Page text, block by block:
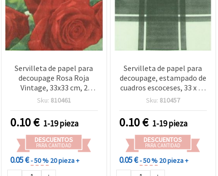
Servilleta de papel para
decoupage Rosa Roja
Vintage, 33x33 cm, 2
capas, 1 ud - Servilleta
decoupage DIY,
scrapbooking y
manualidades
Sku: 810461
0.10€ 1-19 pieza
DESCUENTOS
PARA CANTIDAD
0.05 €- 50 % 20 pieza +
Servilleta de papel para
decoupage, estampado de
cuadros escoceses, 33 x 33
cm, 2 capas, 1 ud - Ideal
scrapbooking, mixed
media y decoración de
muebles
Sku: 810457
0.10€ 1-19 pieza
DESCUENTOS
PARA CANTIDAD
0.05 €- 50 % 20 pieza +